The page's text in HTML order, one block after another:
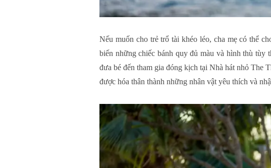
Nếu muốn cho trẻ trổ tài khéo léo, cha mẹ có thể
biến những chiếc bánh quy đủ màu và hình thù tùy
đưa bé đến tham gia đóng kịch tại Nhà hát nhỏ The
được hóa thân thành những nhân vật yêu thích và